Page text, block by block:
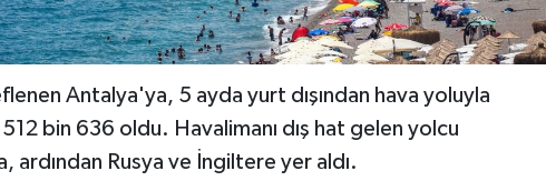
Antalya'ya, 5 ayda yurt dışından hava yoluyla
bin 636 oldu. Havalimanı dış hat gelen yolcu
ardından Rusya ve İngiltere yer aldı.